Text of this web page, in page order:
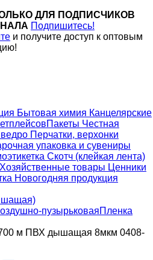
ДЛЯ ПОДПИСЧИКОВ
Подпишитесь!
и получите доступ к оптовым
Бытовая химия Канцелярские
Пакеты Честная
Перчатки, верхонки
упаковка и сувениры
Скотч (клейкая лента)
Хозяйственные товары Ценники
Новогодняя продукция
пузырьковаяПленка
м ПВХ дышащая 8мкм 0408-